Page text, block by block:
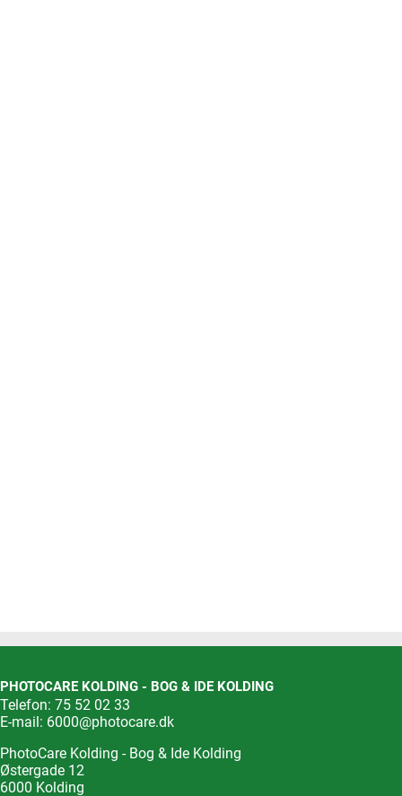
PHOTOCARE KOLDING - BOG & IDE KOLDING
Telefon: 75 52 02 33
E-mail: 6000@photocare.dk
PhotoCare Kolding - Bog & Ide Kolding
Østergade 12
6000 Kolding